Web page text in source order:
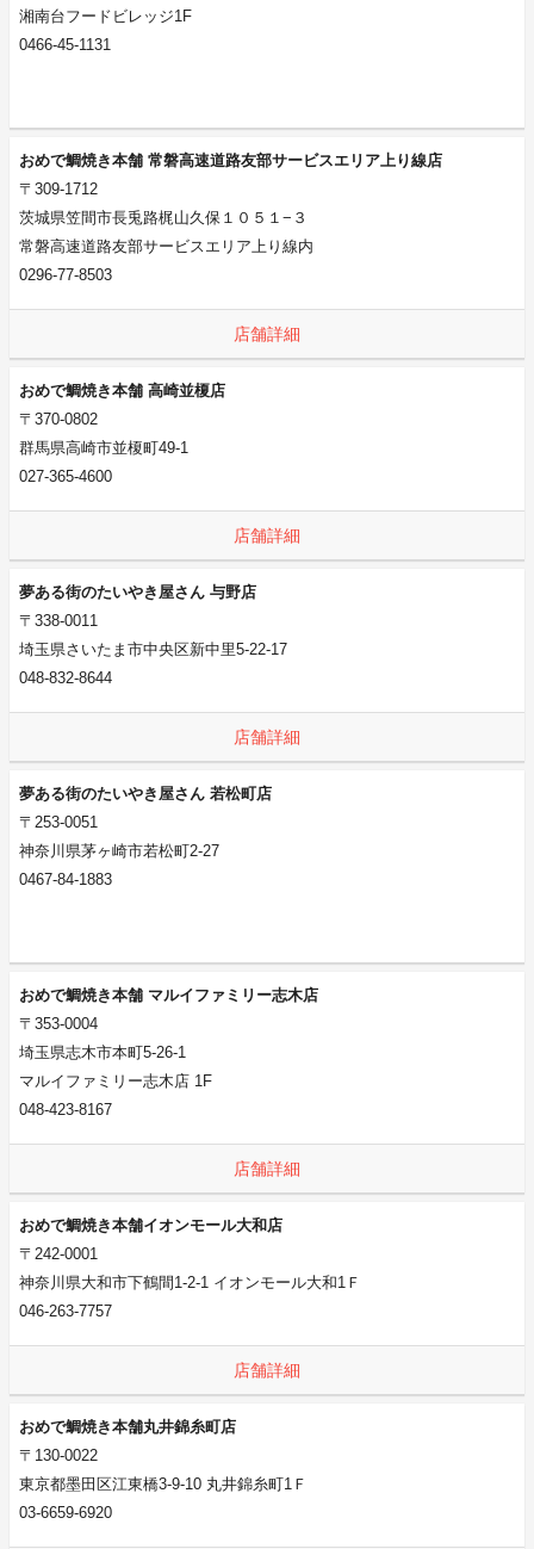
湘南台フードビレッジ1F
0466-45-1131
おめで鯛焼き本舗 常磐高速道路友部サービスエリア上り線店
〒309-1712
茨城県笠間市長兎路梶山久保１０５１−３
常磐高速道路友部サービスエリア上り線内
0296-77-8503
店舗詳細
おめで鯛焼き本舗 高崎並榎店
〒370-0802
群馬県高崎市並榎町49-1
027-365-4600
店舗詳細
夢ある街のたいやき屋さん 与野店
〒338-0011
埼玉県さいたま市中央区新中里5-22-17
048-832-8644
店舗詳細
夢ある街のたいやき屋さん 若松町店
〒253-0051
神奈川県茅ヶ崎市若松町2-27
0467-84-1883
おめで鯛焼き本舗 マルイファミリー志木店
〒353-0004
埼玉県志木市本町5-26-1
マルイファミリー志木店 1F
048-423-8167
店舗詳細
おめで鯛焼き本舗イオンモール大和店
〒242-0001
神奈川県大和市下鶴間1-2-1 イオンモール大和1Ｆ
046-263-7757
店舗詳細
おめで鯛焼き本舗丸井錦糸町店
〒130-0022
東京都墨田区江東橋3-9-10 丸井錦糸町1Ｆ
03-6659-6920